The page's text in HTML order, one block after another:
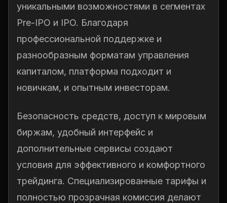
уникальными возможностями в сегментах
Pre-IPO и IPO. Благодаря
профессиональной поддержке и
разнообразным форматам управления
капиталом, платформа подходит и
новичкам, и опытным инвесторам.
Безопасность средств, доступ к мировым
биржам, удобный интерфейс и
дополнительные сервисы создают
условия для эффективного и комфортного
трейдинга. Специализированные тарифы и
полностью прозрачная комиссия делают